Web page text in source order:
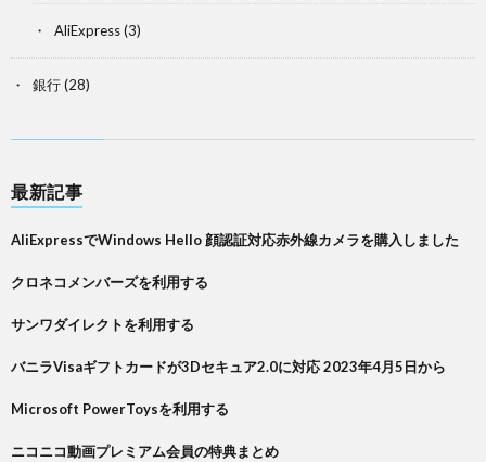
AliExpress(3)
銀行(28)
最新記事
AliExpressでWindows Hello 顔認証対応赤外線カメラを購入しました
クロネコメンバーズを利用する
サンワダイレクトを利用する
バニラVisaギフトカードが3Dセキュア2.0に対応 2023年4月5日から
Microsoft PowerToysを利用する
ニコニコ動画プレミアム会員の特典まとめ